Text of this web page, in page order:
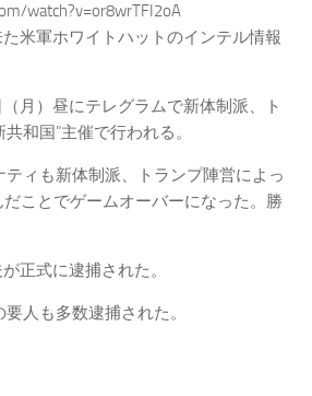
watch?v=or8wrTFI2oA
米軍ホワイトハットのインテル情報
月）昼にテレグラムで新体制派、ト
和国”主催で行われる。
ティも新体制派、トランプ陣営によっ
だことでゲームオーバーになった。勝
正式に逮捕された。
人も多数逮捕された。